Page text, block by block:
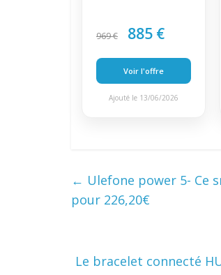
969 € 885 €
Voir l'offre
Ajouté le 13/06/2026
← Ulefone power 5- Ce
pour 226,20€
Le bracelet connecté